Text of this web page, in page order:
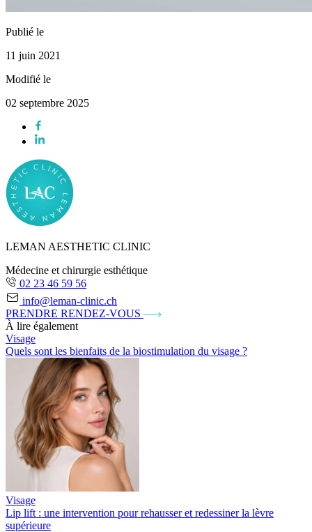
Publié le
11 juin 2021
Modifié le
02 septembre 2025
LEMAN AESTHETIC CLINIC
Médecine et chirurgie esthétique
02 23 46 59 56
info@leman-clinic.ch
PRENDRE RENDEZ-VOUS
À lire également
Visage
Quels sont les bienfaits de la biostimulation du visage ?
Visage
Lip lift : une intervention pour rehausser et redessiner la lèvre
supérieure